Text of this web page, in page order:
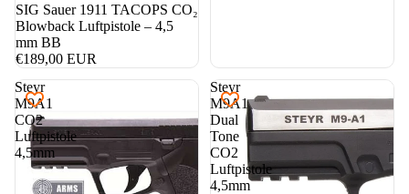
SIG Sauer 1911 TACOPS CO₂
Blowback Luftpistole – 4,5
mm BB
€189,00 EUR
Steyr
M9A1
CO2
Luftpistole
4,5mm
Steyr
M9A1
Dual
Tone
CO2
Luftpistole
4,5mm